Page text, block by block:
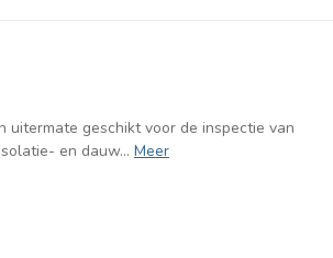
uitermate geschikt voor de inspectie van
en dauw... Meer